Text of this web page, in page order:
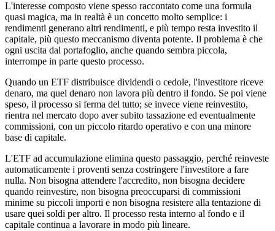
L'interesse composto viene spesso raccontato come una formula
quasi magica, ma in realtà è un concetto molto semplice: i
rendimenti generano altri rendimenti, e più tempo resta investito il
capitale, più questo meccanismo diventa potente. Il problema è che
ogni uscita dal portafoglio, anche quando sembra piccola,
interrompe in parte questo processo.
Quando un ETF distribuisce dividendi o cedole, l'investitore riceve
denaro, ma quel denaro non lavora più dentro il fondo. Se poi viene
speso, il processo si ferma del tutto; se invece viene reinvestito,
rientra nel mercato dopo aver subito tassazione ed eventualmente
commissioni, con un piccolo ritardo operativo e con una minore
base di capitale.
L'ETF ad accumulazione elimina questo passaggio, perché reinveste
automaticamente i proventi senza costringere l'investitore a fare
nulla. Non bisogna attendere l'accredito, non bisogna decidere
quando reinvestire, non bisogna preoccuparsi di commissioni
minime su piccoli importi e non bisogna resistere alla tentazione di
usare quei soldi per altro. Il processo resta interno al fondo e il
capitale continua a lavorare in modo più lineare.